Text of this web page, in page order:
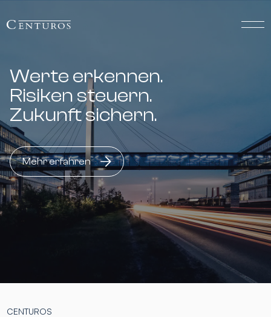
Werte erkennen.
Risiken steuern.
Zukunft sichern.
Mehr erfahren
CENTUROS